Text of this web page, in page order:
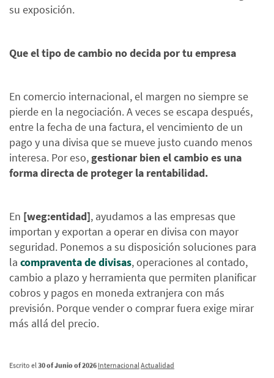
su exposición.
Que el tipo de cambio no decida por tu empresa
En comercio internacional, el margen no siempre se
pierde en la negociación. A veces se escapa después,
entre la fecha de una factura, el vencimiento de un
pago y una divisa que se mueve justo cuando menos
interesa. Por eso, gestionar bien el cambio es una
forma directa de proteger la rentabilidad.
En [weg:entidad], ayudamos a las empresas que
importan y exportan a operar en divisa con mayor
seguridad. Ponemos a su disposición soluciones para
la compraventa de divisas, operaciones al contado,
cambio a plazo y herramienta que permiten planificar
cobros y pagos en moneda extranjera con más
previsión. Porque vender o comprar fuera exige mirar
más allá del precio.
Escrito el 30 of Junio of 2026 Internacional Actualidad